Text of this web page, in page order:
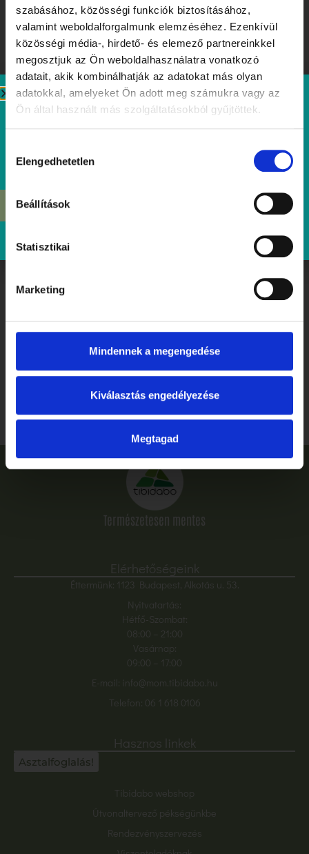
szabásához, közösségi funkciók biztosításához,
valamint weboldalforgalmunk elemzéséhez. Ezenkívül
közösségi média-, hirdető- és elemező partnereinkkel
megosztjuk az Ön weboldalhasználatra vonatkozó
adatait, akik kombinálhatják az adatokat más olyan
adatokkal, amelyeket Ön adott meg számukra vagy az
Ön által használt más szolgáltatásokból gyűjtöttek.
kiválasztása
Elengedhetetlen
Beállítások
Statisztikai
Marketing
Mindennek a megengedése
Kiválasztás engedélyezése
Megtagad
Ízek, amiket érdemes megjegyezni – Tibidabo Kóstolóhét a
Elolvasom
Ballagás, ahogyan megérdemled: ünnepelj stílusosan és
gluténmentesen a Tibidabóban
Természetesen mentes
Elérhetőségeink
Éttermünk: 1123 Budapest, Alkotás u. 53.
Nyitvatartás:
Hétfő-Szombat:
08:00
– 21:00
Vasárnap:
09:00 – 17:00
E-mail: info@mom.tibidabo.hu
Telefon: 06 1 618 0106
Hasznos linkek
Asztalfoglalás!
Tibidabo webshop
Útvonaltervező pékségünkbe
Rendezvényszervezés
ÉRDEKEL